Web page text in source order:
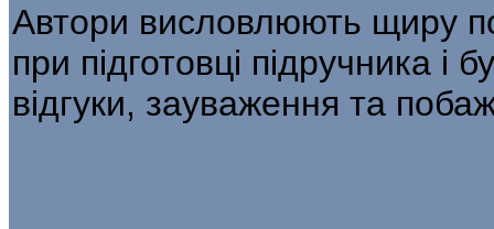
Автори висловлюють щиру
при підготовці підручника і
відгуки, зауважен­ня та